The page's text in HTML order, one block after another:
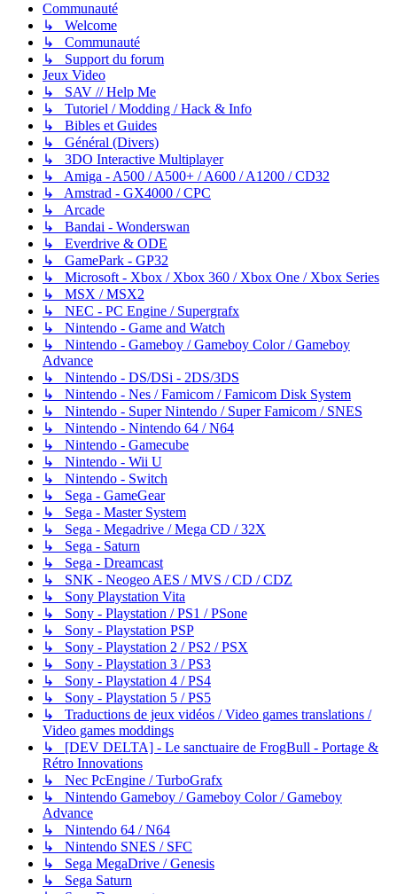
Communauté
↳ Welcome
↳ Communauté
↳ Support du forum
Jeux Video
↳ SAV // Help Me
↳ Tutoriel / Modding / Hack & Info
↳ Bibles et Guides
↳ Général (Divers)
↳ 3DO Interactive Multiplayer
↳ Amiga - A500 / A500+ / A600 / A1200 / CD32
↳ Amstrad - GX4000 / CPC
↳ Arcade
↳ Bandai - Wonderswan
↳ Everdrive & ODE
↳ GamePark - GP32
↳ Microsoft - Xbox / Xbox 360 / Xbox One / Xbox Series
↳ MSX / MSX2
↳ NEC - PC Engine / Supergrafx
↳ Nintendo - Game and Watch
↳ Nintendo - Gameboy / Gameboy Color / Gameboy
Advance
↳ Nintendo - DS/DSi - 2DS/3DS
↳ Nintendo - Nes / Famicom / Famicom Disk System
↳ Nintendo - Super Nintendo / Super Famicom / SNES
↳ Nintendo - Nintendo 64 / N64
↳ Nintendo - Gamecube
↳ Nintendo - Wii U
↳ Nintendo - Switch
↳ Sega - GameGear
↳ Sega - Master System
↳ Sega - Megadrive / Mega CD / 32X
↳ Sega - Saturn
↳ Sega - Dreamcast
↳ SNK - Neogeo AES / MVS / CD / CDZ
↳ Sony Playstation Vita
↳ Sony - Playstation / PS1 / PSone
↳ Sony - Playstation PSP
↳ Sony - Playstation 2 / PS2 / PSX
↳ Sony - Playstation 3 / PS3
↳ Sony - Playstation 4 / PS4
↳ Sony - Playstation 5 / PS5
↳ Traductions de jeux vidéos / Video games translations /
Video games moddings
↳ [DEV DELTA] - Le sanctuaire de FrogBull - Portage &
Rétro Innovations
↳ Nec PcEngine / TurboGrafx
↳ Nintendo Gameboy / Gameboy Color / Gameboy
Advance
↳ Nintendo 64 / N64
↳ Nintendo SNES / SFC
↳ Sega MegaDrive / Genesis
↳ Sega Saturn